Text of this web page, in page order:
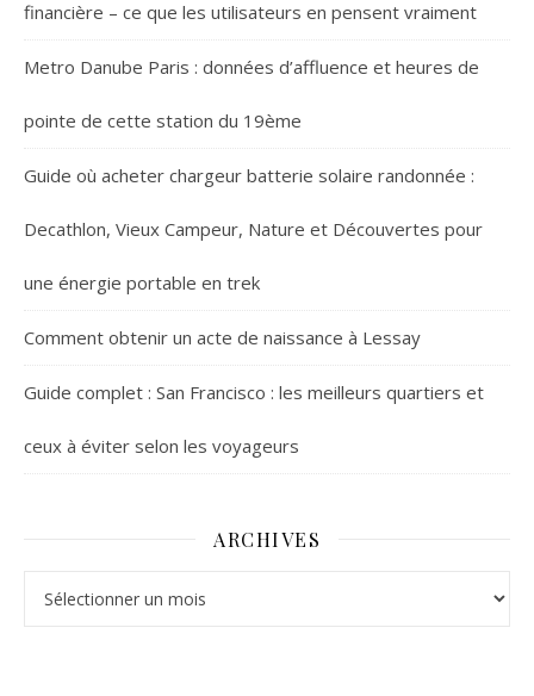
financière – ce que les utilisateurs en pensent vraiment
Metro Danube Paris : données d’affluence et heures de
pointe de cette station du 19ème
Guide où acheter chargeur batterie solaire randonnée :
Decathlon, Vieux Campeur, Nature et Découvertes pour
une énergie portable en trek
Comment obtenir un acte de naissance à Lessay
Guide complet : San Francisco : les meilleurs quartiers et
ceux à éviter selon les voyageurs
ARCHIVES